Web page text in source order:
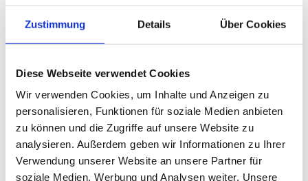
Zustimmung Details Über Cookies
Diese Webseite verwendet Cookies
Wir verwenden Cookies, um Inhalte und Anzeigen zu
personalisieren, Funktionen für soziale Medien anbieten
zu können und die Zugriffe auf unsere Website zu
analysieren. Außerdem geben wir Informationen zu Ihrer
Verwendung unserer Website an unsere Partner für
soziale Medien, Werbung und Analysen weiter. Unsere
Anfang der neunziger Jahre wurde die erste Großtankstelle
in Brietz / Salzwedel eröffnet. Das Tankstellennetz wurde
weiter ausgebaut. Neben selbständige, familieneigene
Tankstellen werden auch unternehmensfremde Tankstellen
beliefert und diese unter dem patentamtlich geschützten
Warenzeichen FELTA betrieben.